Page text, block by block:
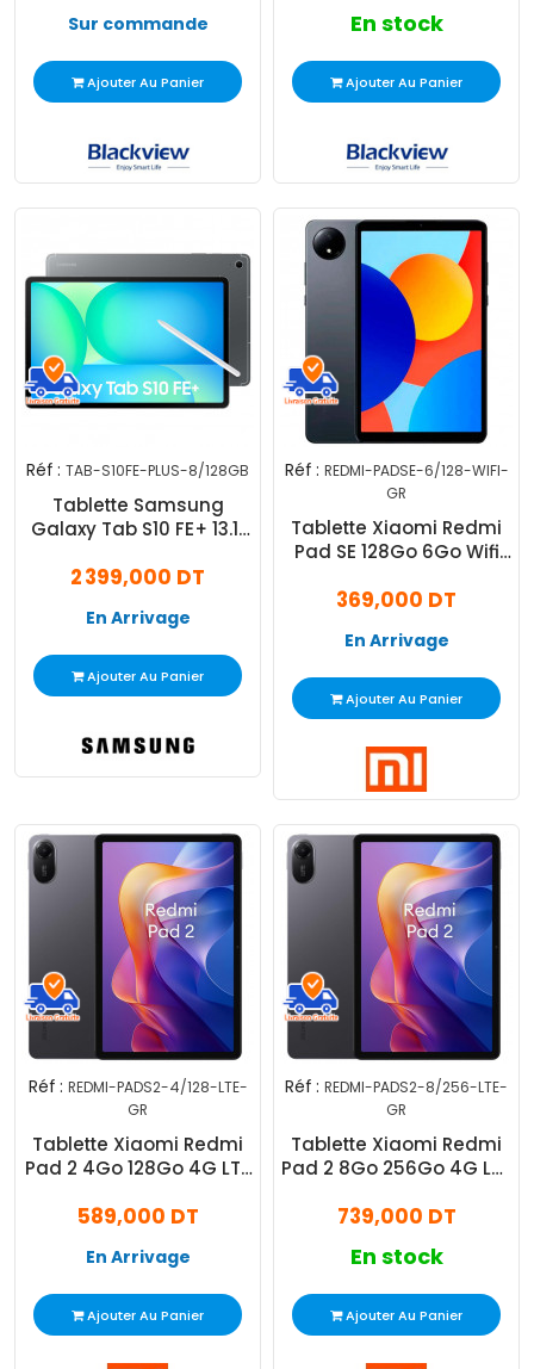
Sur commande
Ajouter Au Panier
En stock
Ajouter Au Panier
Réf : TAB-S10FE-PLUS-8/128GB
Tablette Samsung
Galaxy Tab S10 FE+ 13.1"
2 399,000 DT
En Arrivage
Ajouter Au Panier
Réf : REDMI-PADSE-6/128-WIFI-
GR
Tablette Xiaomi Redmi
Pad SE 128Go 6Go Wifi
369,000 DT
En Arrivage
Ajouter Au Panier
Réf : REDMI-PADS2-4/128-LTE-
GR
Tablette Xiaomi Redmi
Pad 2 4Go 128Go 4G LTE
589,000 DT
En Arrivage
Ajouter Au Panier
Réf : REDMI-PADS2-8/256-LTE-
GR
Tablette Xiaomi Redmi
Pad 2 8Go 256Go 4G LTE
739,000 DT
En stock
Ajouter Au Panier